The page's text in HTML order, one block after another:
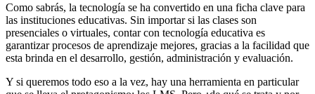
Como sabrás, la tecnología se ha convertido en una ficha clave para
las instituciones educativas. Sin importar si las clases son
presenciales o virtuales, contar con tecnología educativa es
garantizar procesos de aprendizaje mejores, gracias a la facilidad que
esta brinda en el desarrollo, gestión, administración y evaluación.
Y si queremos todo eso a la vez, hay una herramienta en particular